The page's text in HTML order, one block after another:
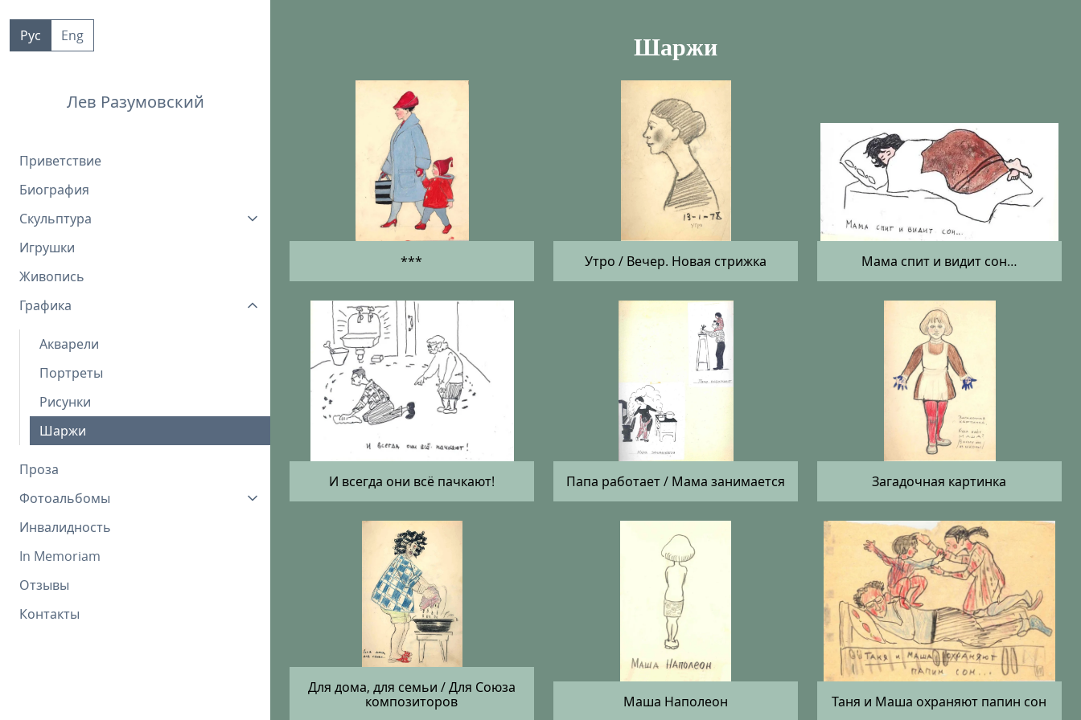
контенту
Рус Eng
Лев Разумовский
Приветствие
Биография
Скульптура
Игрушки
Живопись
Графика
Акварели
Портреты
Рисунки
Шаржи
Проза
Фотоальбомы
Инвалидность
In Memoriam
Отзывы
Контакты
Шаржи
*** Утро / Вечер. Новая стрижка Мама спит и видит сон…
И всегда они всё пачкают! Папа работает / Мама занимается Загадочная картинка
Для дома, для семьи / Для Союза
композиторов
Маша Наполеон Таня и Маша охраняют папин сон